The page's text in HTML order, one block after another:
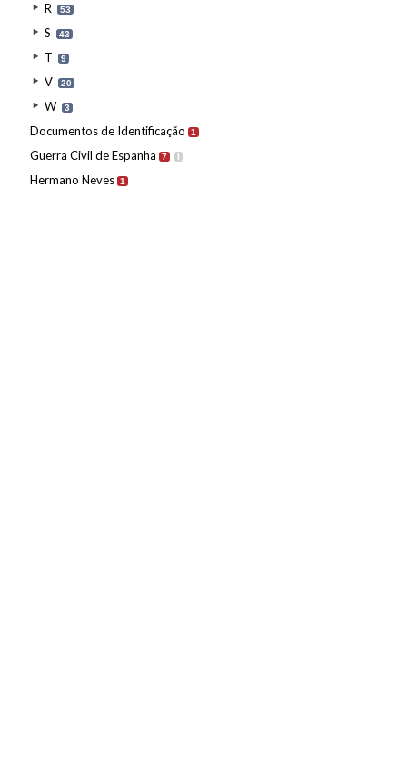
R 53
S 43
T 9
V 20
W 3
Documentos de Identificação 1
Guerra Civil de Espanha 7 I
Hermano Neves 1